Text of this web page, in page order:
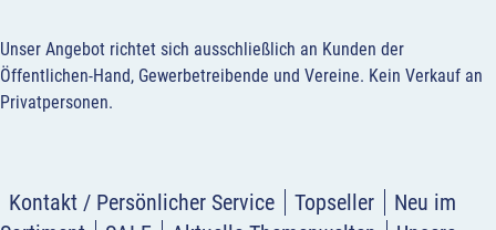
Unser Angebot richtet sich ausschließlich an Kunden der
Öffentlichen-Hand, Gewerbetreibende und Vereine. Kein Verkauf an
Privatpersonen.
Kontakt / Persönlicher Service Topseller
Neu im